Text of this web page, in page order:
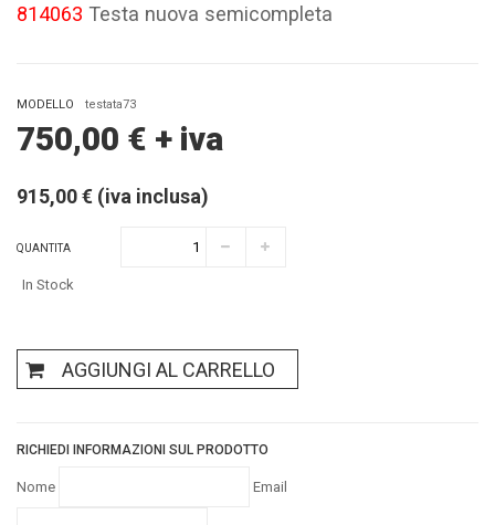
814063 Testa nuova semicompleta
MODELLO testata73
750,00 € + iva
915,00 € (iva inclusa)
QUANTITA
In Stock
AGGIUNGI AL CARRELLO
RICHIEDI INFORMAZIONI SUL PRODOTTO
Nome Email